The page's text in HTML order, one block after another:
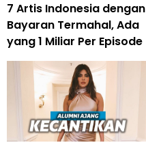
7 Artis Indonesia dengan
Bayaran Termahal, Ada
yang 1 Miliar Per Episode